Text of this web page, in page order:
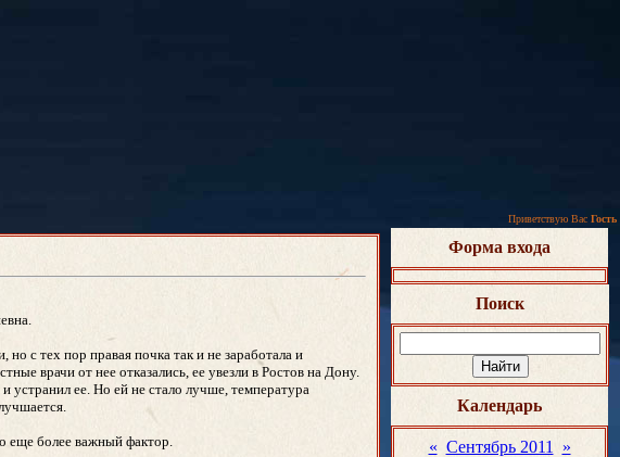
Приветствую Вас Гость
с тех пор правая почка так и не заработала и
врачи от нее отказались, ее увезли в Ростов на Дону.
устранил ее. Но ей не стало лучше, температура
еще более важный фактор.
Форма входа
Поиск
Календарь
« Сентябрь 2011
»